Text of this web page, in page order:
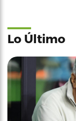
Lo Último